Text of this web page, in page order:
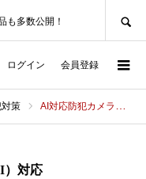
も多数公開！
ログイン 会員登録
策 AI対応防犯カメラシステム同軸配線を活用したCVI（HD-CVI）対応モデル株式会社NSK
）対応